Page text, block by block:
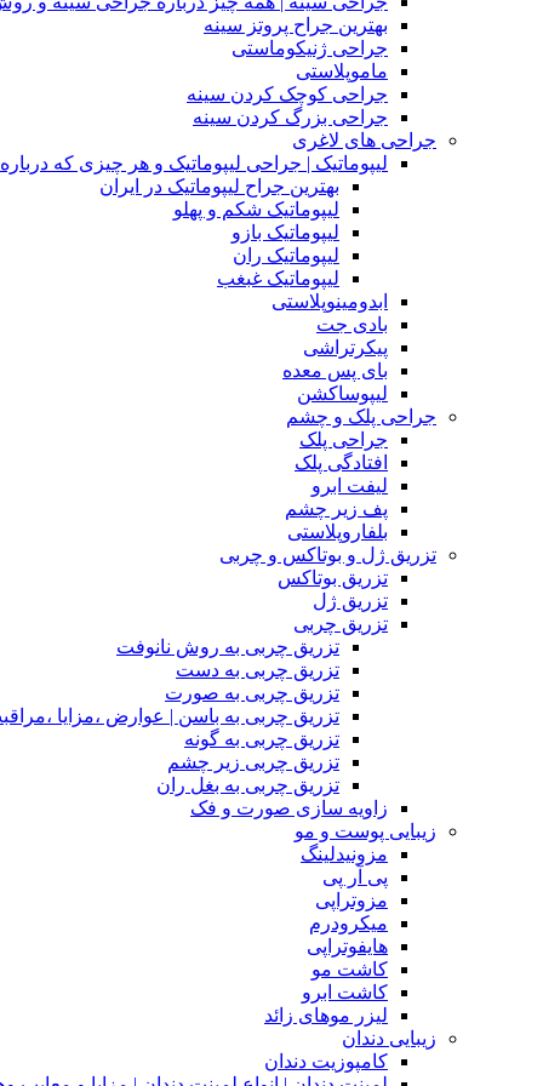
بهترین جراح پروتز سینه
جراحی ژنیکوماستی
ماموپلاستی
جراحی کوچک کردن سینه
جراحی بزرگ کردن سینه
جراحی های لاغری
لیپوماتیک | جراحی لیپوماتیک و هر چیزی که درباره
بهترین جراح لیپوماتیک در ایران
لیپوماتیک شکم و پهلو
لیپوماتیک بازو
لیپوماتیک ران
لیپوماتیک غبغب
ابدومینوپلاستی
بادی‌ جت
پیکرتراشی
بای پس معده
لیپوساکشن
جراحی پلک و چشم
جراحی پلک
افتادگی پلک
لیفت ابرو
پف زیر چشم
بلفاروپلاستی
تزریق ژل و بوتاکس و چربی
تزریق بوتاکس
تزریق ژل
تزریق چربی
تزریق چربی به روش نانوفت
تزریق چربی به دست
تزریق چربی به صورت
تزریق چربی به باسن | عوارض ،مزایا
تزریق چربی به گونه
تزریق چربی زیر چشم
تزریق چربی به بغل ران
زاویه سازی صورت و فک
زیبایی پوست و مو
مزونیدلینگ
پی آر پی
مزوتراپی
میکرودرم
هایفوتراپی
کاشت مو
کاشت ابرو
لیزر موهای زائد
زیبایی دندان
کامپوزیت دندان